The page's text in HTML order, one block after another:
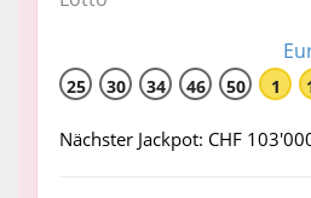
25 30 34 46 50 1
Nächster Jackpot: CHF